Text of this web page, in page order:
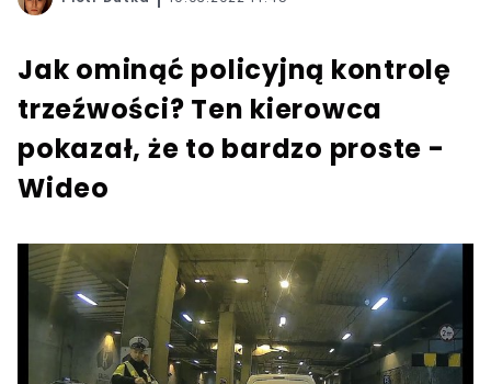
Jak ominąć policyjną kontrolę
trzeźwości? Ten kierowca
pokazał, że to bardzo proste -
Wideo